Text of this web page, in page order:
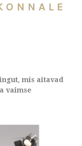
mis aitavad
vaimse